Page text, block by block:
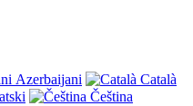
Azerbaijani
Català
Čeština